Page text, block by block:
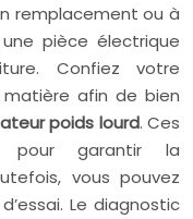
remplacement ou à
pièce électrique
Confiez votre
matière afin de bien
poids lourd. Ces
pour garantir la
vous pouvez
Le diagnostic